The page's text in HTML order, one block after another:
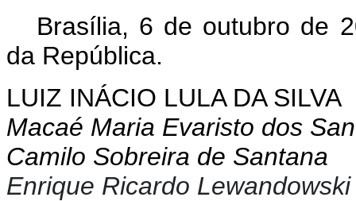
Brasília, 6 de outubro de
da República.
LUIZ INÁCIO LULA DA SILVA
Macaé Maria Evaristo dos
Camilo Sobreira de Santana
Enrique Ricardo Lewandowski